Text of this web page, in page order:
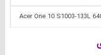
Acer One 10 S1003-133L